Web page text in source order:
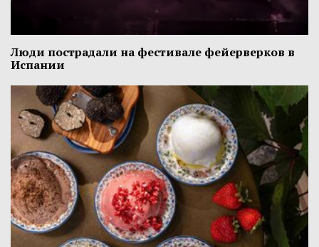
Люди пострадали на фестивале фейерверков в
Испании